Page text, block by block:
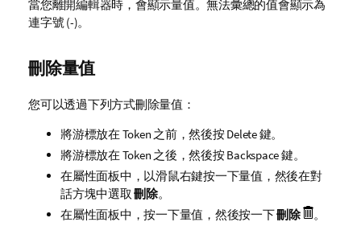
當您離開編輯器時，會顯示量值。無法彙總的值會顯示為
連字號 (-)。
刪除量值
您可以透過下列方式刪除量值：
將游標放在 Token 之前，然後按 Delete 鍵。
將游標放在 Token 之後，然後按 Backspace 鍵。
在屬性面板中，以滑鼠右鍵按一下量值，然後在對
話方塊中選取刪除。
在屬性面板中，按一下量值，然後按一下刪除 。